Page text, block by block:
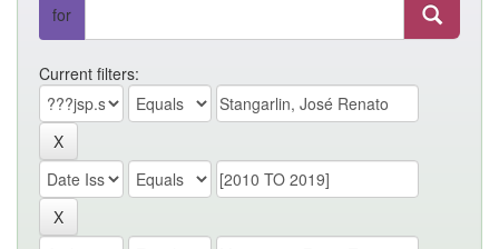
for
Current filters: